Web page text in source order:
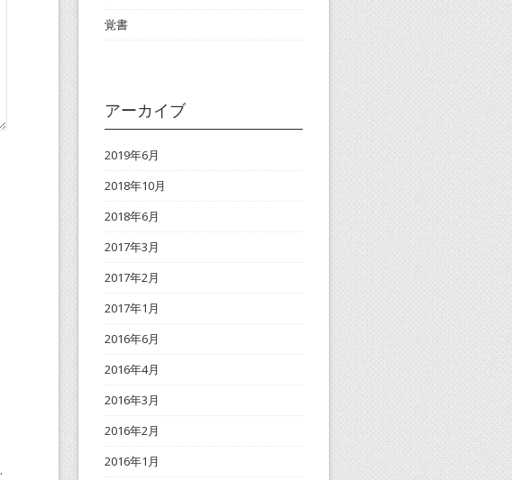
.
覚書
アーカイブ
2019年6月
2018年10月
2018年6月
2017年3月
2017年2月
2017年1月
2016年6月
2016年4月
2016年3月
2016年2月
2016年1月